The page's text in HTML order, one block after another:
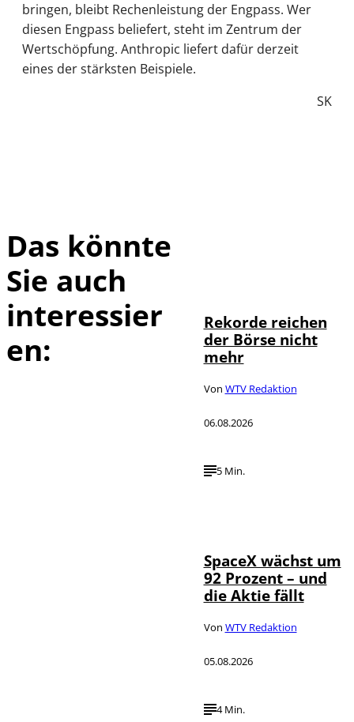
bringen, bleibt Rechenleistung der Engpass. Wer
diesen Engpass beliefert, steht im Zentrum der
Wertschöpfung. Anthropic liefert dafür derzeit
eines der stärksten Beispiele.
SK
Das könnte
Sie auch
interessier
en:
Rekorde reichen
der Börse nicht
mehr
Von WTV Redaktion
06.08.2026
5 Min.
SpaceX wächst um
92 Prozent – und
die Aktie fällt
Von WTV Redaktion
05.08.2026
4 Min.